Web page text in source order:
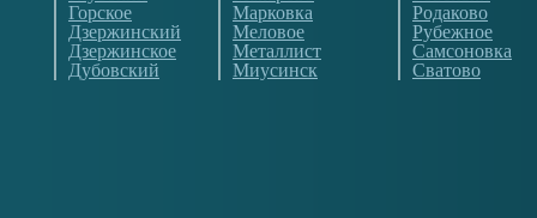
Горское
Дзержинский
Дзержинское
Дубовский
Марковка
Меловое
Металлист
Миусинск
Родаково
Рубежное
Самсоновка
Сватово